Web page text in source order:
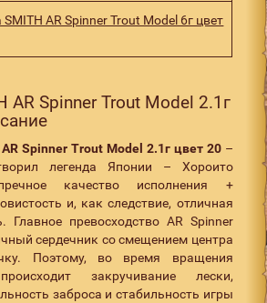
SMITH AR Spinner Trout Model 6г цвет
AR Spinner Trout Model 2.1г
AR Spinner Trout Model 2.1г цвет 20–
легенда Японии – Хороито
качество исполнения +
и, как следствие, отличная
Главное превосходство AR Spinner
сердечник со смещением центра
Поэтому, во время вращения
закручивание лески,
заброса и стабильность игры